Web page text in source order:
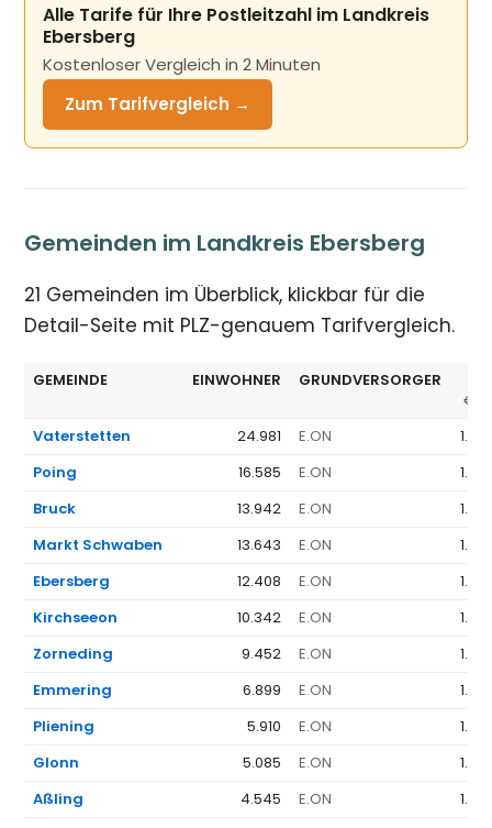
Alle Tarife für Ihre Postleitzahl im Landkreis
Ebersberg
Kostenloser Vergleich in 2 Minuten
Zum Tarifvergleich →
Gemeinden im Landkreis Ebersberg
21 Gemeinden im Überblick, klickbar für die
Detail-Seite mit PLZ-genauem Tarifvergleich.
GEMEINDE EINWOHNER GRUNDVERSORGER
€/
Vaterstetten 24.981 E.ON
Poing
16.585 E.ON
Bruck
13.942 E.ON
Markt Schwaben
13.643 E.ON
Ebersberg
12.408 E.ON
Kirchseeon
10.342 E.ON
Zorneding
9.452 E.ON
Emmering
6.899 E.ON
Pliening
5.910 E.ON
Glonn
5.085 E.ON
Aßling
4.545 E.ON